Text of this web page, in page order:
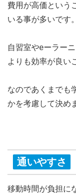
費用が高価という
いる事が多いです。
自習室やeーラー
よりも効率が良い
なのであくまでも
かを考慮して決め
通いやすさ
移動時間が負担に